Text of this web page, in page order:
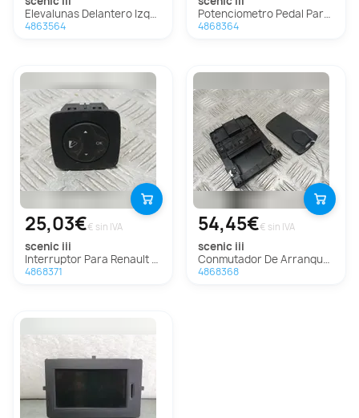
Elevalunas Delantero Izquierdo Para Renault Scenic Iii
4863564
Potenciometro Pedal Para Renault Scenic Iii
4868364
25,03€€ sin IVA
scenic iii
Interruptor Para Renault Scenic Iii
4868371
54,45€€ sin IVA
scenic iii
Conmutador De Arranque Para Renault Scenic Iii
4868368